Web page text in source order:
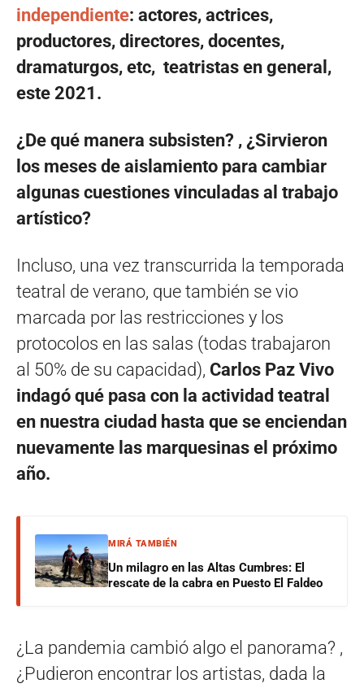
independiente: actores, actrices,
productores, directores, docentes,
dramaturgos, etc, teatristas en general,
este 2021.
¿De qué manera subsisten? , ¿Sirvieron
los meses de aislamiento para cambiar
algunas cuestiones vinculadas al trabajo
artístico?
Incluso, una vez transcurrida la temporada
teatral de verano, que también se vio
marcada por las restricciones y los
protocolos en las salas (todas trabajaron
al 50% de su capacidad), Carlos Paz Vivo
indagó qué pasa con la actividad teatral
en nuestra ciudad hasta que se enciendan
nuevamente las marquesinas el próximo
año.
MIRÁ TAMBIÉN
Un milagro en las Altas Cumbres: El
rescate de la cabra en Puesto El Faldeo
¿La pandemia cambió algo el panorama? ,
¿Pudieron encontrar los artistas, dada la